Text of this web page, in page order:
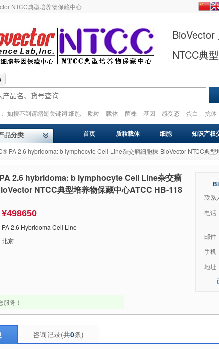
NTCC典型培养物保藏中心
NTCC典
如搜不到请缩短关键词:细胞 质粒 载体 菌株 基因 感受态 蛋白 抗体
品分类 首页 质粒载体 细胞 知识产权
基因库 感受态 VIRUS 药物研
PA 2.6 hybridoma: b lymphocyte Cell Line杂交瘤细胞株-BioVector NTCC典型
2.6 hybridoma: b lymphocyte Cell Line杂交瘤
NTCC典型培养物保藏中心ATCC HB-118
¥498650
PA 2.6 Hybridoma Cell Line
北京
服务！
联系
电话
邮件
手机
地址
咨询记录(共0条)